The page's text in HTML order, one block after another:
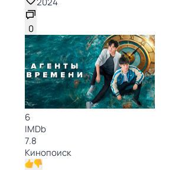
0
6
IMDb
7.8
Кинопоиск